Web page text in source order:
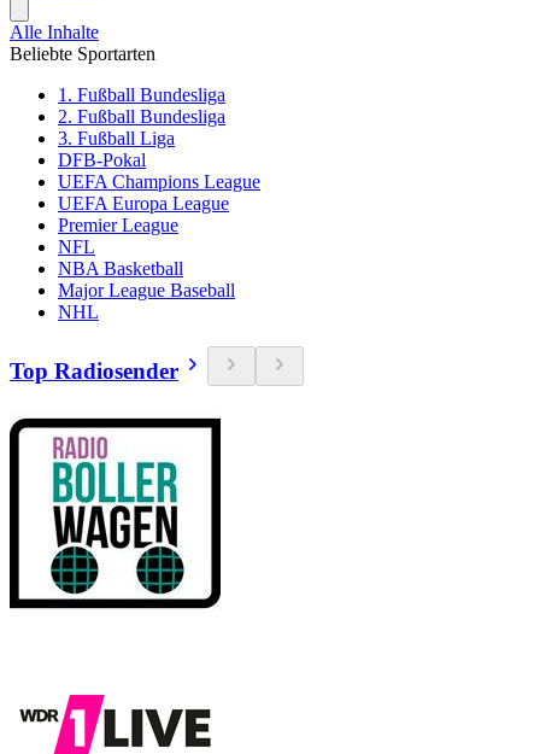
Alle Inhalte
Beliebte Sportarten
1. Fußball Bundesliga
2. Fußball Bundesliga
3. Fußball Liga
DFB-Pokal
UEFA Champions League
UEFA Europa League
Premier League
NFL
NBA Basketball
Major League Baseball
NHL
Top Radiosender